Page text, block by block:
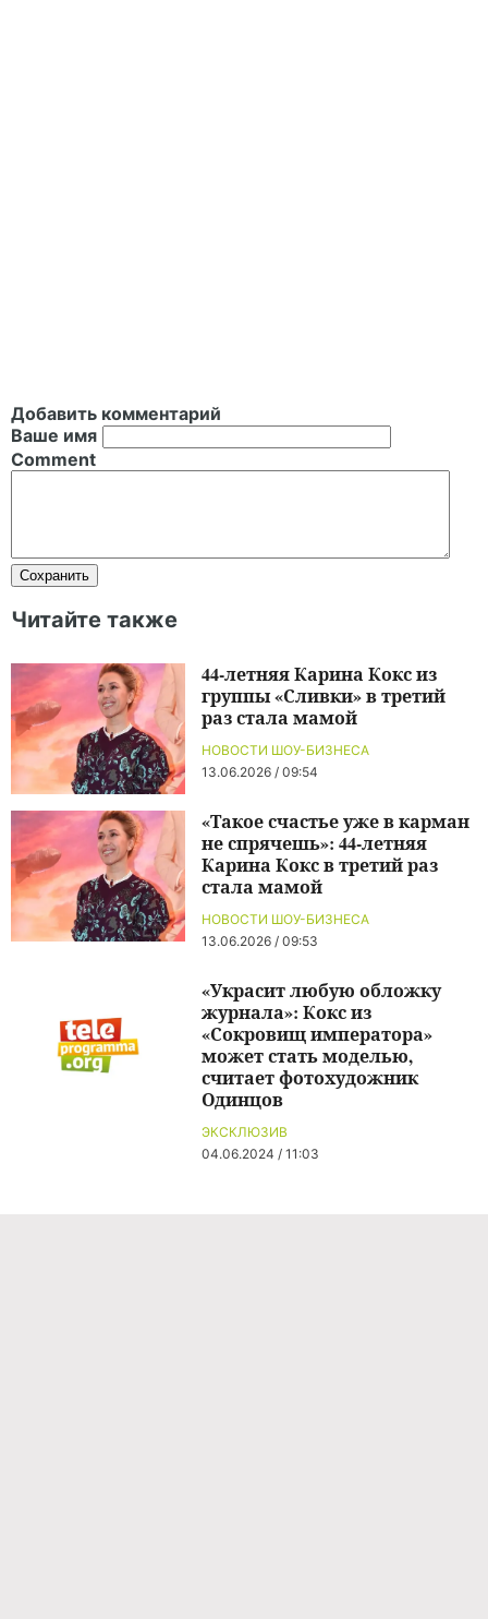
Добавить комментарий
Ваше имя
Comment
Читайте также
НОВОСТИ ШОУ-БИЗНЕСА
13.06.2026 / 09:54
44-летняя Карина Кокс из
группы «Сливки» в третий
раз стала мамой
НОВОСТИ ШОУ-БИЗНЕСА
13.06.2026 / 09:53
«Такое счастье уже в карман
не спрячешь»: 44-летняя
Карина Кокс в третий раз
стала мамой
ЭКСКЛЮЗИВ
04.06.2024 / 11:03
«Украсит любую обложку
журнала»: Кокс из
«Сокровищ императора»
может стать моделью,
считает фотохудожник
Одинцов